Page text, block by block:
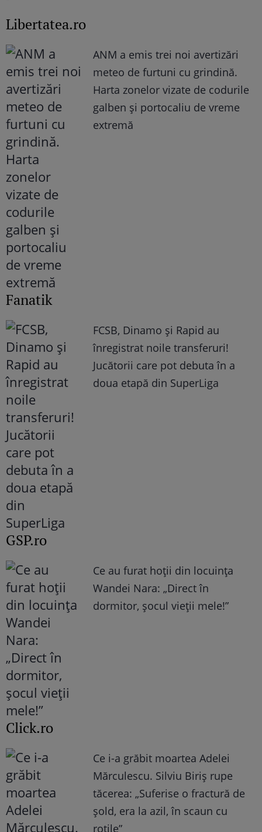
Libertatea.ro
ANM a emis trei noi avertizări
meteo de furtuni cu grindină.
Harta zonelor vizate de codurile
galben și portocaliu de vreme
extremă
Fanatik
FCSB, Dinamo şi Rapid au
înregistrat noile transferuri!
Jucătorii care pot debuta în a
doua etapă din SuperLiga
GSP.ro
Ce au furat hoții din locuința
Wandei Nara: „Direct în
dormitor, șocul vieții mele!”
Click.ro
Ce i-a grăbit moartea Adelei
Mărculescu. Silviu Biriș rupe
tăcerea: „Suferise o fractură de
șold, era la azil, în scaun cu
rotile”